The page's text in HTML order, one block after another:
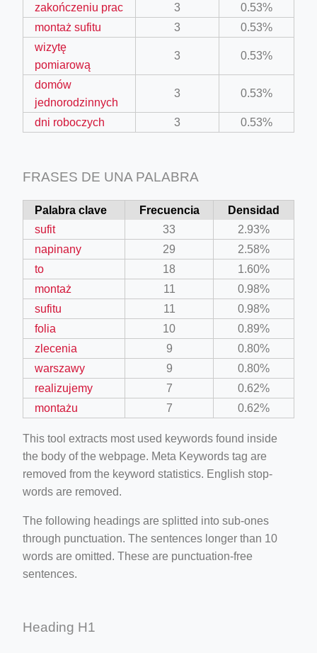
zakończeniu prac 3
0.53%
montaż sufitu
3
0.53%
wizytę
pomiarową
3 0.53%
domów
jednorodzinnych
3 0.53%
dni roboczych 3 0.53%
FRASES DE UNA PALABRA
Palabra clave Frecuencia
Densidad
sufit
33
2.93%
napinany
29
2.58%
to
18
1.60%
montaż
11
0.98%
sufitu
11
0.98%
folia
10
0.89%
zlecenia
9
0.80%
warszawy
9
0.80%
realizujemy
7
0.62%
montażu
7 0.62%
This tool extracts most used keywords found inside
the body of the webpage. Meta Keywords tag are
removed from the keyword statistics. English stop-
words are removed.
The following headings are splitted into sub-ones
through punctuation. The sentences longer than 10
words are omitted. These are punctuation-free
sentences.
Heading H1